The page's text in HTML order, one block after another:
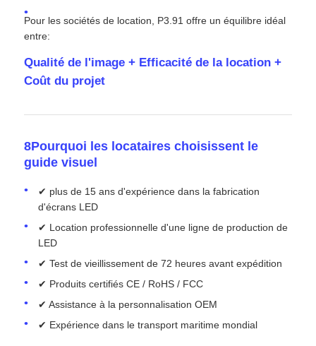
Pour les sociétés de location, P3.91 offre un équilibre idéal
entre:
Qualité de l'image + Efficacité de la location +
Coût du projet
8Pourquoi les locataires choisissent le
guide visuel
✔ plus de 15 ans d'expérience dans la fabrication
d'écrans LED
✔ Location professionnelle d'une ligne de production de
LED
✔ Test de vieillissement de 72 heures avant expédition
✔ Produits certifiés CE / RoHS / FCC
✔ Assistance à la personnalisation OEM
✔ Expérience dans le transport maritime mondial